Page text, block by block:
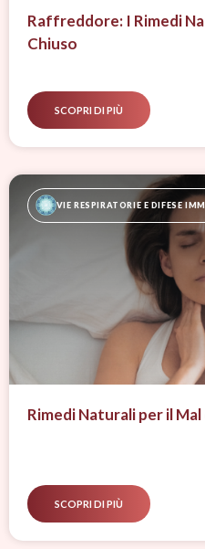
Raffreddore: I Rimedi
Chiuso
SCOPRI DI PIÙ
VIE RESPIRATORIE E DIFESE
Rimedi Naturali per il Mal
SCOPRI DI PIÙ